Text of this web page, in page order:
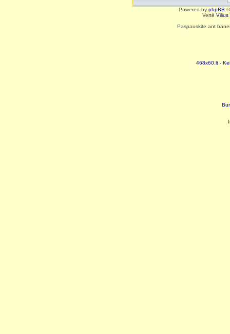
Powered by phpBB
Vertė Vilius
Paspauskite ant
468x60.lt -